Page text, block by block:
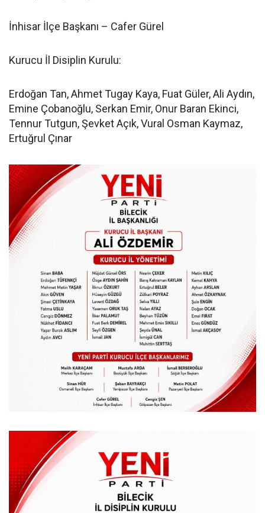
İnhisar İlçe Başkanı – Cafer Gürel
Kurucu İl Disiplin Kurulu:
Erdoğan Tan, Ahmet Tugay Kaya, Fuat Güler, Ali Aydın,
Emine Çobanoğlu, Serkan Emir, Onur Baran Ekinci,
Tennur Tutgun, Şevket Açık, Vural Osman Kaymaz,
Ertuğrul Çınar